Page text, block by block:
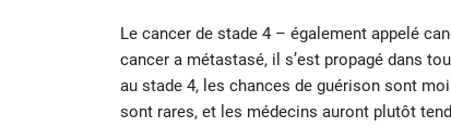
Le cancer de stade 4 – également appelé
cancer a métastasé, il s’est propagé dans
au stade 4, les chances de guérison sont
sont rares, et les médecins auront plutôt